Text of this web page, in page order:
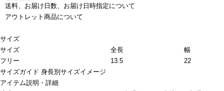
送料、お届け日数、お届け日時指定について
アウトレット商品について
サイズ
サイズ
全長
幅
フリー
13.5
22
サイズガイド 身長別サイズイメージ
アイテム説明・詳細